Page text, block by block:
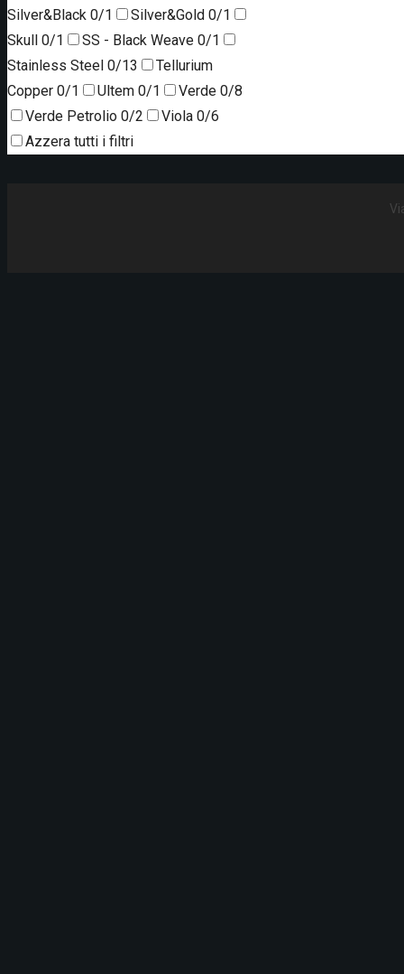
Silver&Black 0/1 Silver&Gold 0/1
Skull 0/1 SS - Black Weave 0/1
Stainless Steel 0/13
Tellurium
Copper 0/1 Ultem 0/1 Verde 0/8
Verde Petrolio 0/2 Viola 0/6
Azzera tutti i filtri